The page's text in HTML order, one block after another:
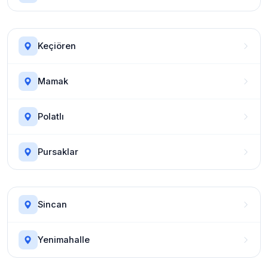
Keçiören
Mamak
Polatlı
Pursaklar
Sincan
Yenimahalle